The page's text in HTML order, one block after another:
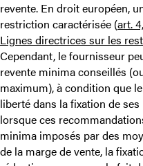
revente. En droit européen,
restriction caractérisée (art.
Lignes directrices sur les
Cependant, le fournisseur
revente minima conseillés
maximum), à condition que
liberté dans la fixation de ses
lorsque ces
minima imposés par des
de la marge de vente, la